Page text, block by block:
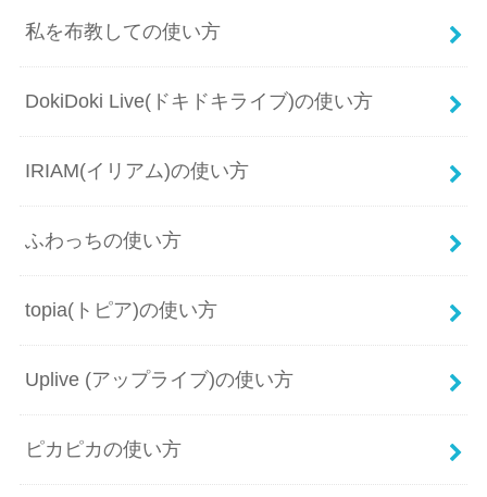
私を布教しての使い方
DokiDoki Live(ドキドキライブ)の使い方
IRIAM(イリアム)の使い方
ふわっちの使い方
topia(トピア)の使い方
Uplive (アップライブ)の使い方
ピカピカの使い方